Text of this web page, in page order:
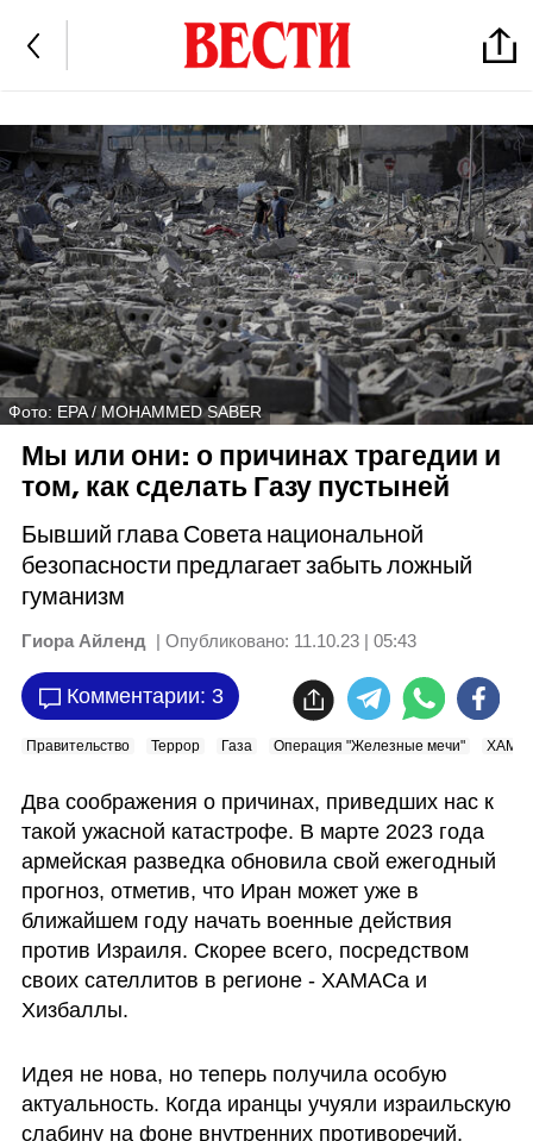
Фото: EPA / MOHAMMED SABER
Мы или они: о причинах трагедии и
том, как сделать Газу пустыней
Бывший глава Совета национальной
безопасности предлагает забыть ложный
гуманизм
Гиора Айленд | Опубликовано: 11.10.23 | 05:43
Комментарии: 3
Правительство Террор Газа Операция "Железные мечи"
Два соображения о причинах, приведших нас к
такой ужасной катастрофе. В марте 2023 года
армейская разведка обновила свой ежегодный
прогноз, отметив, что Иран может уже в
ближайшем году начать военные действия
против Израиля. Скорее всего, посредством
своих сателлитов в регионе - ХАМАСа и
Хизбаллы.
Идея не нова, но теперь получила особую
актуальность. Когда иранцы учуяли израильскую
слабину на фоне внутренних противоречий,